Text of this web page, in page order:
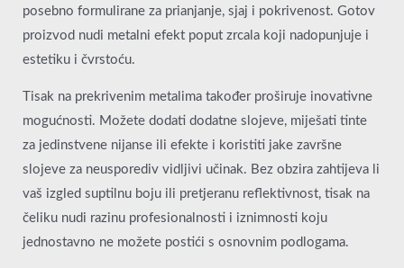
posebno formulirane za prianjanje, sjaj i pokrivenost. Gotov
proizvod nudi metalni efekt poput zrcala koji nadopunjuje i
estetiku i čvrstoću.
Tisak na prekrivenim metalima također proširuje inovativne
mogućnosti. Možete dodati dodatne slojeve, miješati tinte
za jedinstvene nijanse ili efekte i koristiti jake završne
slojeve za neusporediv vidljivi učinak. Bez obzira zahtijeva li
vaš izgled suptilnu boju ili pretjeranu reflektivnost, tisak na
čeliku nudi razinu profesionalnosti i iznimnosti koju
jednostavno ne možete postići s osnovnim podlogama.